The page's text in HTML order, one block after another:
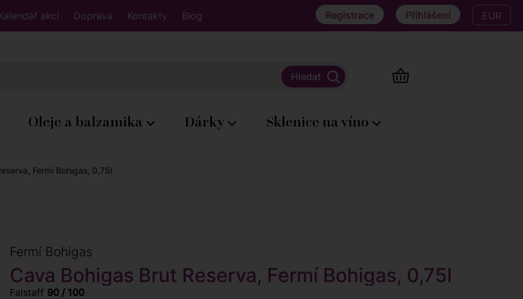
akcí Doprava Kontakty Blog Registrace Přihlášení EUR
Oleje a balzamika Dárky Sklenice na víno
Fermí Bohigas, 0,75l
Fermí Bohigas
Cava Bohigas Brut Reserva, Fermí Bohigas, 0,75l
Falstaff 90 / 100